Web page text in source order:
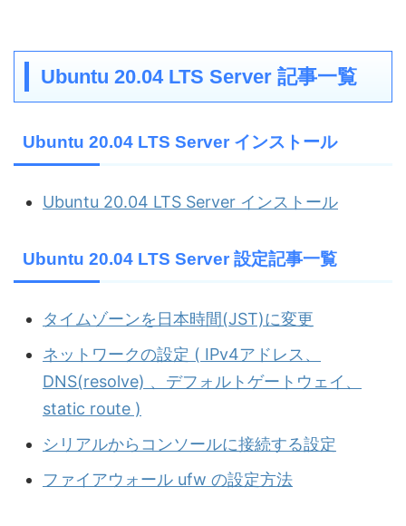
Ubuntu 20.04 LTS Server 記事一覧
Ubuntu 20.04 LTS Server インストール
Ubuntu 20.04 LTS Server インストール
Ubuntu 20.04 LTS Server 設定記事一覧
タイムゾーンを日本時間(JST)に変更
ネットワークの設定 ( IPv4アドレス、
DNS(resolve) 、デフォルトゲートウェイ、
static route )
シリアルからコンソールに接続する設定
ファイアウォール ufw の設定方法